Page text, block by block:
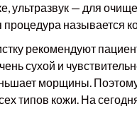
ультразвук — для
называется
рекомендуют
сухой и
морщины.
типов кожи. На